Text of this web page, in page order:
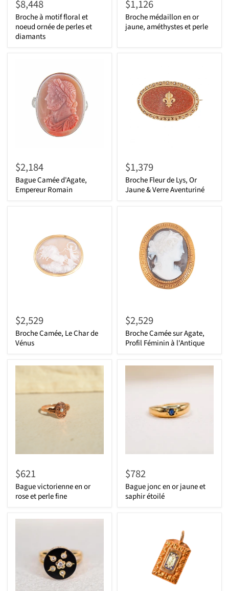
$8,448
Broche à motif floral et
noeud ornée de perles et
diamants
$1,126
Broche médaillon en or
jaune, améthystes et perle
$2,184
Bague Camée d'Agate,
Empereur Romain
$1,379
Broche Fleur de Lys, Or
Jaune & Verre Aventuriné
$2,529
Broche Camée, Le Char de
Vénus
$2,529
Broche Camée sur Agate,
Profil Féminin à l'Antique
$621
Bague victorienne en or
rose et perle fine
$782
Bague jonc en or jaune et
saphir étoilé